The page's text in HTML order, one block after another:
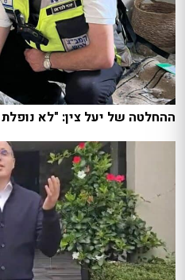
ההחלטה של יעל צין: "לא